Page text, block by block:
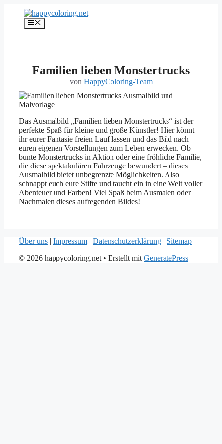
springen
Menü
Familien lieben Monstertrucks
von HappyColoring-Team
Das Ausmalbild „Familien lieben Monstertrucks“ ist der
perfekte Spaß für kleine und große Künstler! Hier könnt
ihr eurer Fantasie freien Lauf lassen und das Bild nach
euren eigenen Vorstellungen zum Leben erwecken. Ob
bunte Monstertrucks in Aktion oder eine fröhliche Familie,
die diese spektakulären Fahrzeuge bewundert – dieses
Ausmalbild bietet unbegrenzte Möglichkeiten. Also
schnappt euch eure Stifte und taucht ein in eine Welt voller
Abenteuer und Farben! Viel Spaß beim Ausmalen oder
Nachmalen dieses aufregenden Bildes!
Über uns | Impressum | Datenschutzerklärung | Sitemap
© 2026 happycoloring.net • Erstellt mit GeneratePress